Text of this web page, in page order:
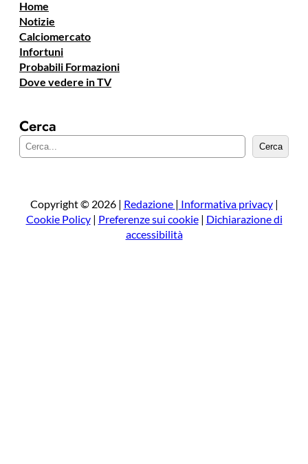
Home
Notizie
Calciomercato
Infortuni
Probabili Formazioni
Dove vedere in TV
Cerca
e
a
Cerca
Copyright © 2026 | Redazione | Informativa privacy|
Cookie Policy| Preferenze sui cookie| Dichiarazione di
accessibilità